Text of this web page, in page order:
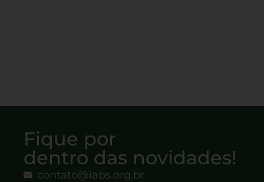
Fique por
dentro das novidades!
contato@iabs.org.br